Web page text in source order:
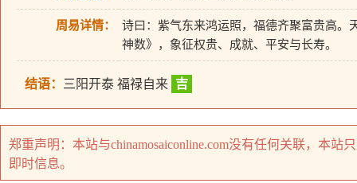
周易详情：
诗曰：紫气东来鸿运照，福德齐聚富贵高。
神数》，象征权贵、成就、平安与长寿。
结语： 三阳开泰 福禄自来 吉
郑重声明：本站与chinamosaiconline.com没有任何关联，本
即时信息。